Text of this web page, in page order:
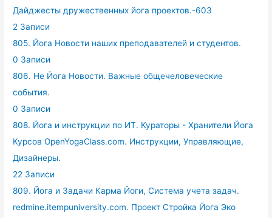
Дайджесты дружественных йога проектов.-603
2 Записи
805. Йога Новости наших преподавателей и студентов.
0 Записи
806. Не Йога Новости. Важные общечеловеческие
события.
0 Записи
808. Йога и инструкции по ИТ. Кураторы - Хранители Йога
Курсов OpenYogaClass.com. Инструкции, Управляющие,
Дизайнеры.
22 Записи
809. Йога и Задачи Карма Йоги, Система учета задач.
redmine.itempuniversity.com. Проект Стройка Йога Эко